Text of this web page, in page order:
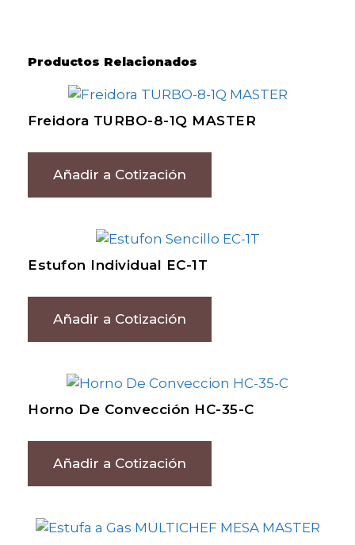
Productos Relacionados
Freidora TURBO-8-1Q MASTER
Añadir a Cotización
Estufon Individual EC-1T
Añadir a Cotización
Horno De Convección HC-35-C
Añadir a Cotización